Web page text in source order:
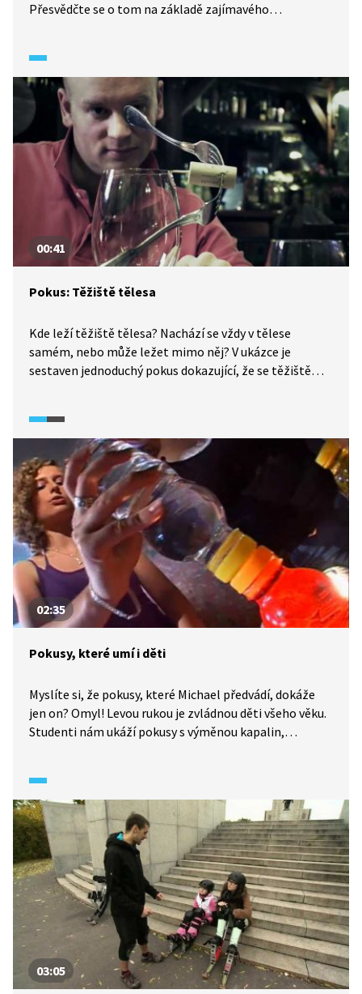
Přesvědčte se o tom na základě zajímavého
00:41
Pokus: Těžiště tělesa
Kde leží těžiště tělesa? Nachází se vždy v tělese
samém, nebo může ležet mimo něj? V ukázce je
sestaven jednoduchý pokus dokazující, že se těžiště
02:35
Pokusy, které umí i děti
Myslíte si, že pokusy, které Michael předvádí, dokáže
jen on? Omyl! Levou rukou je zvládnou děti všeho věku.
Studenti nám ukáží pokusy s výměnou kapalin,
03:05